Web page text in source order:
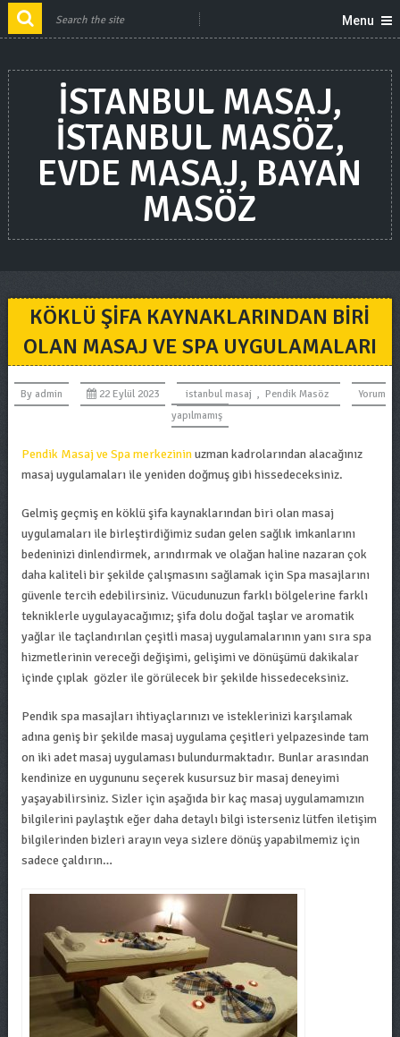
Menu
ISTANBUL MASAJ,
ISTANBUL MASÖZ,
EVDE MASAJ, BAYAN
MASÖZ
KÖKLÜ ŞIFA KAYNAKLARINDAN BIRI
OLAN MASAJ VE SPA UYGULAMALARI
By admin 22 Eylül 2023 istanbul masaj , Pendik Masöz
Yorum
yapılmamış
Pendik Masaj ve Spa merkezininuzman kadrolarından alacağınız
masaj uygulamaları ile yeniden doğmuş gibi hissedeceksiniz.
Gelmiş geçmiş en köklü şifa kaynaklarından biri olan masaj
uygulamaları ile birleştirdiğimiz sudan gelen sağlık imkanlarını
bedeninizi dinlendirmek, arındırmak ve olağan haline nazaran çok
daha kaliteli bir şekilde çalışmasını sağlamak için Spa masajlarını
güvenle tercih edebilirsiniz. Vücudunuzun farklı bölgelerine farklı
tekniklerle uygulayacağımız; şifa dolu doğal taşlar ve aromatik
yağlar ile taçlandırılan çeşitli masaj uygulamalarının yanı sıra spa
hizmetlerinin vereceği değişimi, gelişimi ve dönüşümü dakikalar
içinde çıplak gözler ile görülecek bir şekilde hissedeceksiniz.
Pendik spa masajları ihtiyaçlarınızı ve isteklerinizi karşılamak
adına geniş bir şekilde masaj uygulama çeşitleri yelpazesinde tam
on iki adet masaj uygulaması bulundurmaktadır. Bunlar arasından
kendinize en uygununu seçerek kusursuz bir masaj deneyimi
yaşayabilirsiniz. Sizler için aşağıda bir kaç masaj uygulamamızın
bilgilerini paylaştık eğer daha detaylı bilgi isterseniz lütfen iletişim
bilgilerinden bizleri arayın veya sizlere dönüş yapabilmemiz için
sadece çaldırın…